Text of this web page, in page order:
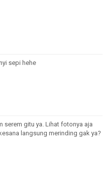
sepi hehe
serem gitu ya. Lihat fotonya aja
langsung merinding gak ya?